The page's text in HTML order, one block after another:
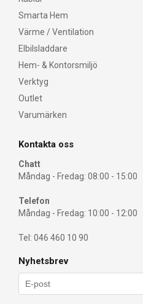
Smarta Hem
Värme / Ventilation
Elbilsladdare
Hem- & Kontorsmiljö
Verktyg
Outlet
Varumärken
Kontakta oss
Chatt
Måndag - Fredag: 08:00 - 15:00
Telefon
Måndag - Fredag: 10:00 - 12:00
Tel: 046 460 10 90
Nyhetsbrev